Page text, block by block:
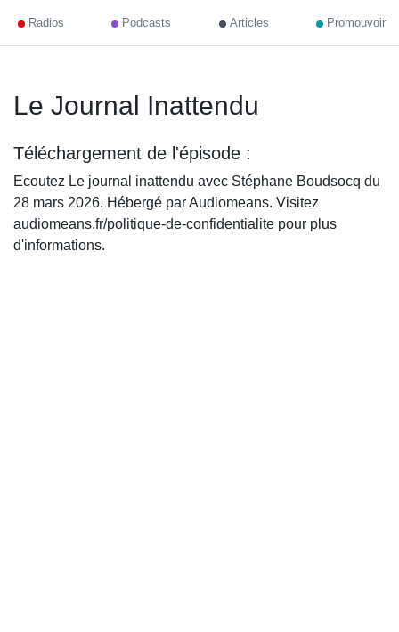
Radios Podcasts Articles Promouvoir
Le Journal Inattendu
Téléchargement de l'épisode :
Ecoutez Le journal inattendu avec Stéphane Boudsocq du
28 mars 2026. Hébergé par Audiomeans. Visitez
audiomeans.fr/politique-de-confidentialite pour plus
d'informations.